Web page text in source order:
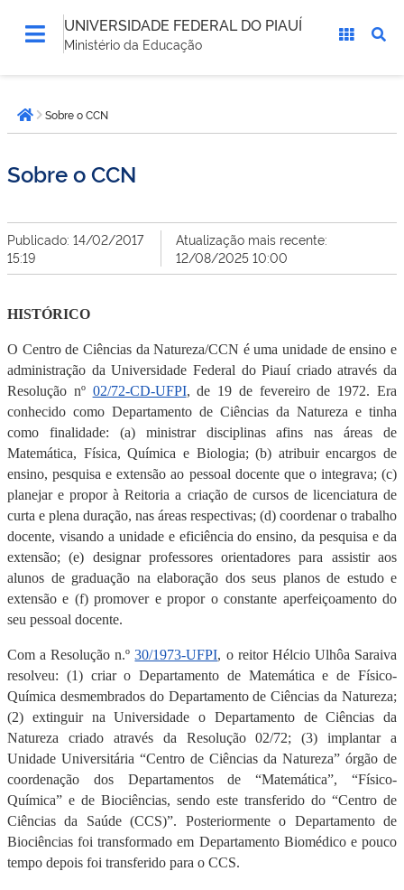
UNIVERSIDADE FEDERAL DO PIAUÍ
Ministério da Educação
está
aqui:Página inicial
Sobre o CCN
Sobre o CCN
Publicado: 14/02/2017
15:19
Atualização mais recente:
12/08/2025 10:00
HISTÓRICO
O Centro de Ciências da Natureza/CCN é uma unidade de ensino e
administração da Universidade Federal do Piauí criado através da
Resolução nº 02/72-CD-UFPI, de 19 de fevereiro de 1972. Era
conhecido como Departamento de Ciências da Natureza e tinha
como finalidade: (a) ministrar disciplinas afins nas áreas de
Matemática, Física, Química e Biologia; (b) atribuir encargos de
ensino, pesquisa e extensão ao pessoal docente que o integrava; (c)
planejar e propor à Reitoria a criação de cursos de licenciatura de
curta e plena duração, nas áreas respectivas; (d) coordenar o trabalho
docente, visando a unidade e eficiência do ensino, da pesquisa e da
extensão; (e) designar professores orientadores para assistir aos
alunos de graduação na elaboração dos seus planos de estudo e
extensão e (f) promover e propor o constante aperfeiçoamento do
seu pessoal docente.
Com a Resolução n.º30/1973-UFPI, o reitor Hélcio Ulhôa Saraiva
resolveu: (1) criar o Departamento de Matemática e de Físico-
Química desmembrados do Departamento de Ciências da Natureza;
(2) extinguir na Universidade o Departamento de Ciências da
Natureza criado através da Resolução 02/72; (3) implantar a
Unidade Universitária “Centro de Ciências da Natureza” órgão de
coordenação dos Departamentos de “Matemática”, “Físico-
Química” e de Biociências, sendo este transferido do “Centro de
Ciências da Saúde (CCS)”. Posteriormente o Departamento de
Biociências foi transformado em Departamento Biomédico e pouco
tempo depois foi transferido para o CCS.